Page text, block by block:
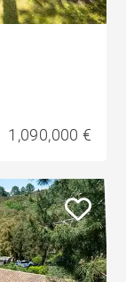
1,090,000 €